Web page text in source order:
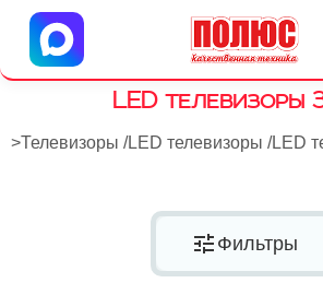
Центр бытовой техники
г. Ульяновск, ул.
LED телевизоры
>Телевизоры /LED телевизоры /LED
tune Фильтры